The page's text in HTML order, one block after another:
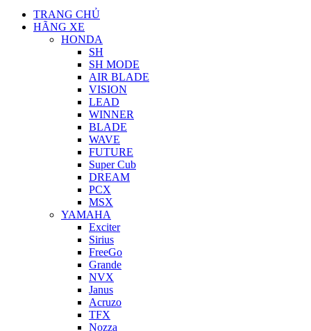
TRANG CHỦ
HÃNG XE
HONDA
SH
SH MODE
AIR BLADE
VISION
LEAD
WINNER
BLADE
WAVE
FUTURE
Super Cub
DREAM
PCX
MSX
YAMAHA
Exciter
Sirius
FreeGo
Grande
NVX
Janus
Acruzo
TFX
Nozza